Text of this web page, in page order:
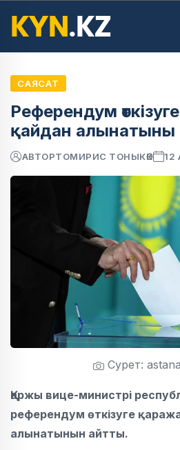
САЯСАТ
Референдум
қайдан алынатыны
АВТОРТОМИРИС ТОНЫКӨК 12
Сурет:
Қаржы вице-министрі
референдум өткізуге
алынатынын айтты.